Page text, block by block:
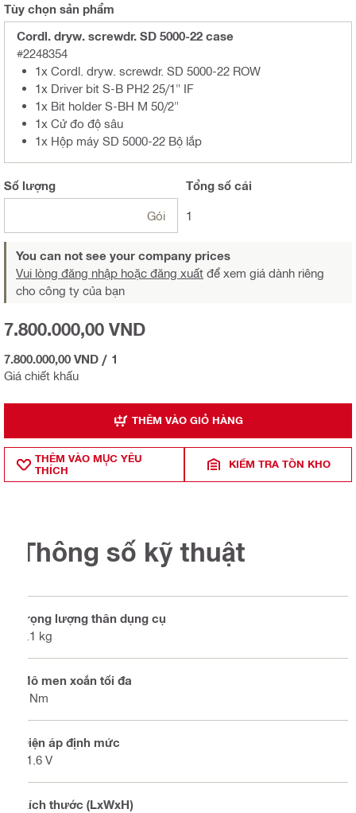
Tùy chọn sản phẩm
Cordl. dryw. screwdr. SD 5000-22 case
#2248354
1x Cordl. dryw. screwdr. SD 5000-22 ROW
1x Driver bit S-B PH2 25/1" IF
1x Bit holder S-BH M 50/2"
1x Cử đo độ sâu
1x Hộp máy SD 5000-22 Bộ lắp
Số lượng
Gói
Tổng số cái
1
You can not see your company prices
Vui lòng đăng nhập hoặc đăng xuất để xem giá dành riêng
cho công ty của bạn
Giá chiết khấu
7.800.000,00 VND
7.800.000,00 VND / 1
THÊM VÀO GIỎ HÀNG
THÊM VÀO MỤ̣C YÊU
THÍCH
KIỂM TRA TỒN KHO
Thông số kỹ thuật
Trọng lượng thân dụng cụ
1.1 kg
Mô men xoắn tối đa
7 Nm
Điện áp định mức
21.6 V
Kích thước (LxWxH)